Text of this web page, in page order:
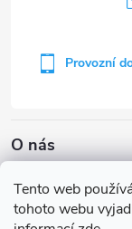
Tento web
tohoto webu
O nás
Provozní